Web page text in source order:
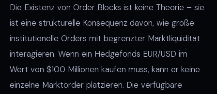
Die Existenz von Order Blocks ist keine Theorie – sie
ist eine strukturelle Konsequenz davon, wie große
institutionelle Orders mit begrenzter Marktliquidität
interagieren. Wenn ein Hedgefonds EUR/USD im
Wert von $100 Millionen kaufen muss, kann er keine
einzelne Marktorder platzieren. Die verfügbare